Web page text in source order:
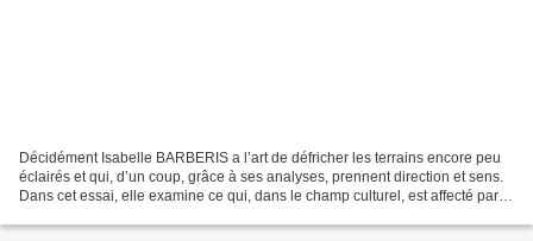
Décidément Isabelle BARBERIS a l’art de défricher les terrains encore peu
éclairés et qui, d’un coup, grâce à ses analyses, prennent direction et sens.
Dans cet essai, elle examine ce qui, dans le champ culturel, est affecté par